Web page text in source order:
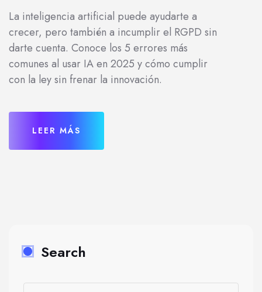
La inteligencia artificial puede ayudarte a
crecer, pero también a incumplir el RGPD sin
darte cuenta. Conoce los 5 errores más
comunes al usar IA en 2025 y cómo cumplir
con la ley sin frenar la innovación.
LEER MÁS
Search